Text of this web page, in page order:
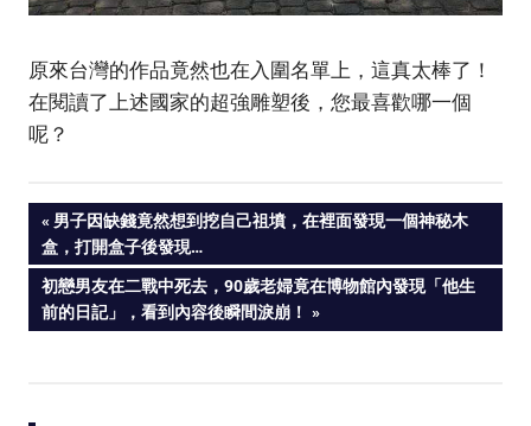
原來台灣的作品竟然也在入圍名單上，這真太棒了！
在閱讀了上述國家的超強雕塑後，您最喜歡哪一個
呢？
Post
navigation
PREVIOUS
POST:
男子因缺錢竟然想到挖自己祖墳，在裡面發現一個神秘木
盒，打開盒子後發現…
NEXT
POST:
初戀男友在二戰中死去，90歲老婦竟在博物館內發現「他生
前的日記」，看到內容後瞬間淚崩！